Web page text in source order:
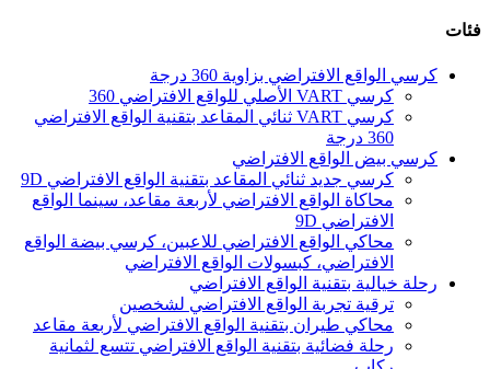
فئات
كرسي الواقع الافتراضي بزاوية 360 درجة
كرسي VART الأصلي للواقع الافتراضي 360
كرسي VART ثنائي المقاعد بتقنية الواقع الافتراضي
360 درجة
كرسي بيض الواقع الافتراضي
كرسي جديد ثنائي المقاعد بتقنية الواقع الافتراضي 9D
محاكاة الواقع الافتراضي لأربعة مقاعد، سينما الواقع
الافتراضي 9D
محاكي الواقع الافتراضي للاعبين، كرسي بيضة الواقع
الافتراضي، كبسولات الواقع الافتراضي
رحلة خيالية بتقنية الواقع الافتراضي
ترقية تجربة الواقع الافتراضي لشخصين
محاكي طيران بتقنية الواقع الافتراضي لأربعة مقاعد
رحلة فضائية بتقنية الواقع الافتراضي تتسع لثمانية